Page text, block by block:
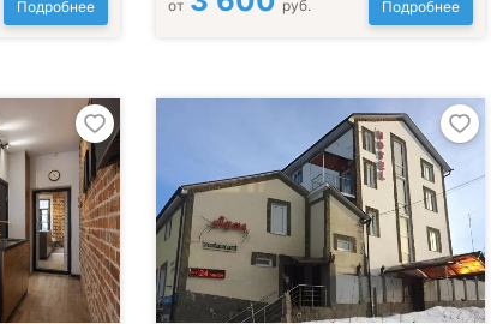
Подробнее от руб. Подробнее